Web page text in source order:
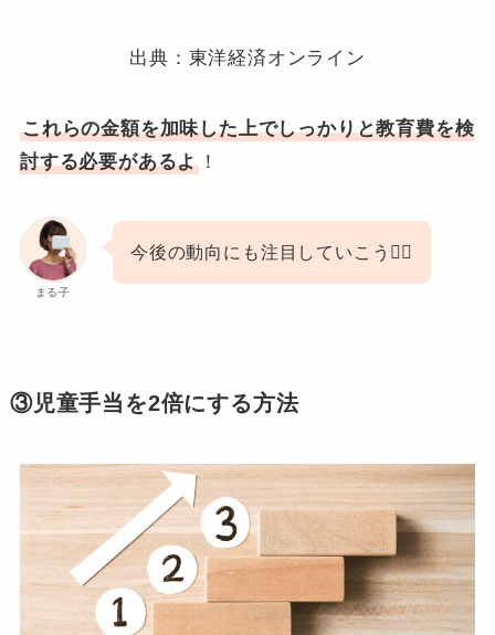
出典：東洋経済オンライン
これらの金額を加味した上でしっかりと教育費を検
討する必要があるよ ！
まる子
今後の動向にも注目していこう🙆‍♀️
③児童手当を2倍にする方法